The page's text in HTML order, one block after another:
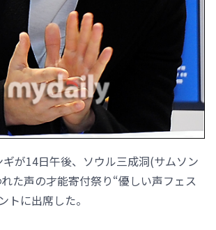
が14日午後、ソウル三成洞(サムソン
れた声の才能寄付祭り“優しい声フェス
トに出席した。